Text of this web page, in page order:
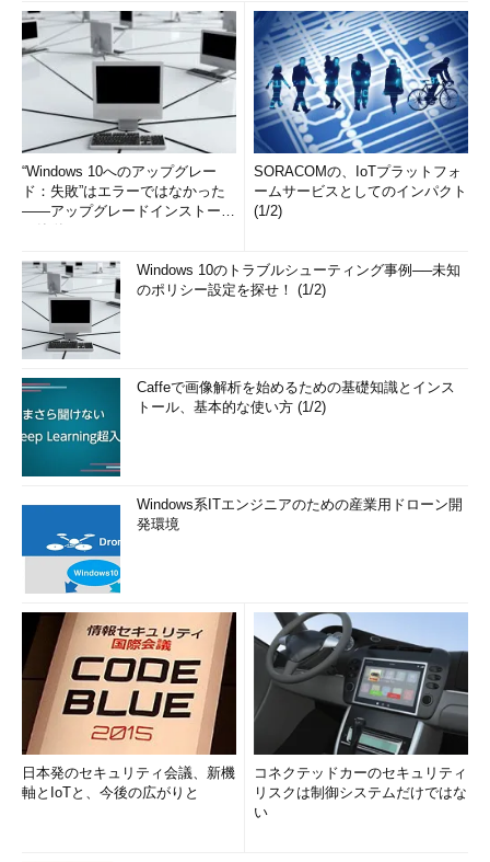
“Windows 10へのアップグレー
ド：失敗”はエラーではなかった
――アップグレードインストール
SORACOMの、IoTプラットフォ
ームサービスとしてのインパクト
(1/2)
Windows 10のトラブルシューティング事例──未知
のポリシー設定を探せ！ (1/2)
Caffeで画像解析を始めるための基礎知識とインス
トール、基本的な使い方 (1/2)
Windows系ITエンジニアのための産業用ドローン開
発環境
日本発のセキュリティ会議、新機
軸とIoTと、今後の広がりと
コネクテッドカーのセキュリティ
リスクは制御システムだけではな
い